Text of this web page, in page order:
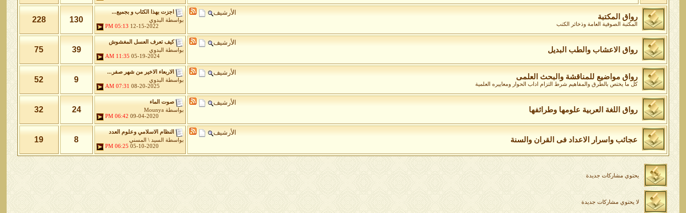
الأرشيف
رواق المكتبة
المكتبة الصوفية العامة وذخائر الكتب
اجزت بهذا الكتاب و بجميع...
بواسطة
البدوي
12-15-2022
05:13 PM
130
228
الأرشيف
رواق الاعشاب والطب البديل
كيف تعرف العسل المغشوش
بواسطة
البدوي
05-19-2024
11:35 AM
39
75
الأرشيف
رواق مواضيع للمناقشة والبحث العلمى
كل ما يختص بالطرق والمفاهيم شرط التزام اداب الحوار ومعاييره العلمية
الاربعاء الاخير من شهر صفر...
بواسطة
البدوي
08-20-2025
07:31 AM
9
52
الأرشيف
رواق اللغة العربية علومها وطرائفها
صوت الماء
بواسطة Mounya
09-04-2020
06:42 PM
24
32
الأرشيف
عجائب واسرار الاعداد فى القران والسنة
النظام الاسلامي وعلوم العدد
بواسطة
السيد \ المسني
05-10-2020
06:25 PM
8
19
يحتوي مشاركات جديدة
لا يحتوي مشاركات جديدة